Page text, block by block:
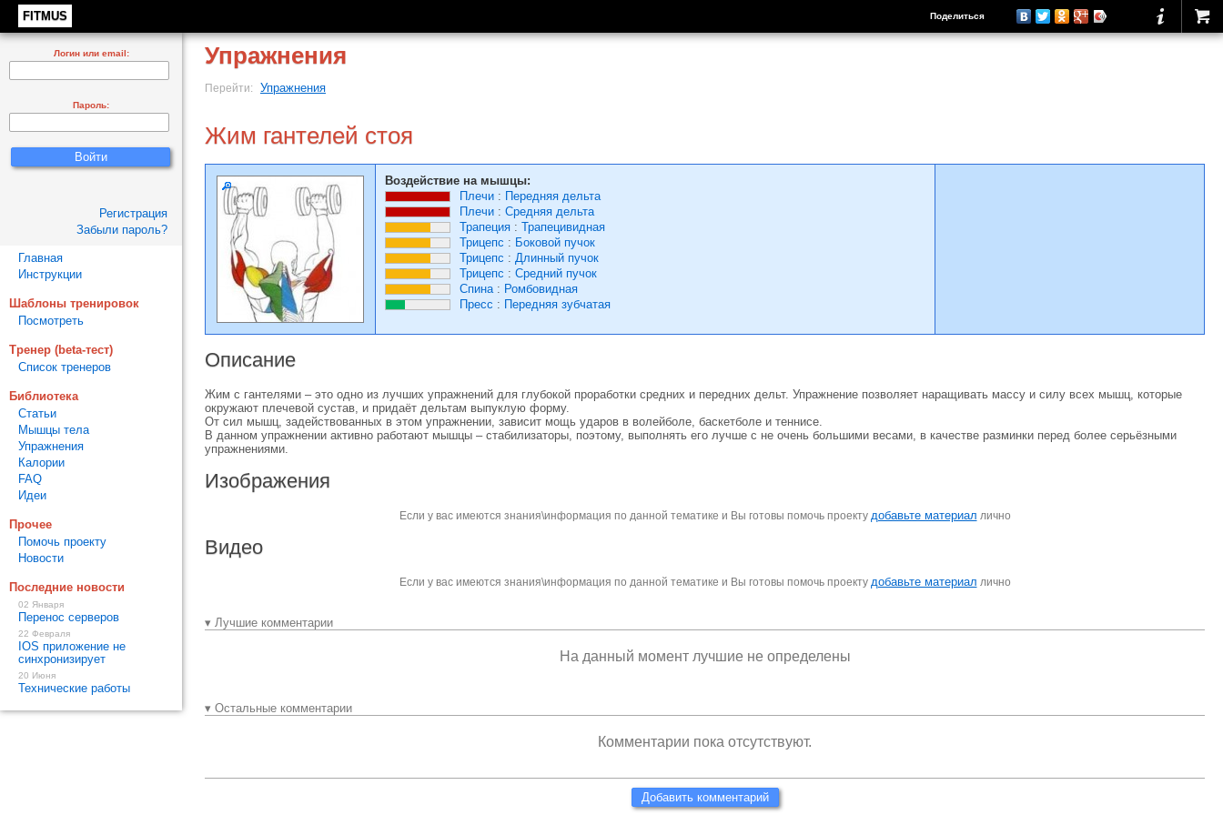
FITMUS Поделиться
Упражнения
Перейти: Упражнения
Жим гантелей стоя
Воздействие на мышцы:
Плечи : Передняя дельта
Плечи : Средняя дельта
Трапеция : Трапецивидная
Трицепс : Боковой пучок
Трицепс : Длинный пучок
Трицепс : Средний пучок
Спина: Ромбовидная
Пресс : Передняя зубчатая
Описание
Жим с гантелями – это одно из лучших упражнений для глубокой проработки средних и передних дельт. Упражнение позволяет наращивать массу и силу всех мышц, которые
окружают плечевой сустав, и придаёт дельтам выпуклую форму.
От сил мышц, задействованных в этом упражнении, зависит мощь ударов в волейболе, баскетболе и теннисе.
В данном упражнении активно работают мышцы – стабилизаторы, поэтому, выполнять его лучше с не очень большими весами, в качестве разминки перед более серьёзными
упражнениями.
Изображения
Если у вас имеются знания\информация по данной тематике и Вы готовы помочь проекту добавьте материал лично
Видео
Если у вас имеются знания\информация по данной тематике и Вы готовы помочь проекту добавьте материал лично
▾ Лучшие комментарии
На данный момент лучшие не определены
▾ Остальные комментарии
Комментарии пока отсутствуют.
Добавить комментарий
Логин или email:
Пароль:
Регистрация
Забыли пароль?
Главная
Инструкции
Шаблоны тренировок
Посмотреть
Тренер (beta-тест)
Список тренеров
Библиотека
Статьи
Мышцы тела
Упражнения
Калории
FAQ
Идеи
Прочее
Помочь проекту
Новости
Последние новости
02 Января
Перенос серверов
22 Февраля
IOS приложение не
синхронизирует
20 Июня
Технические работы